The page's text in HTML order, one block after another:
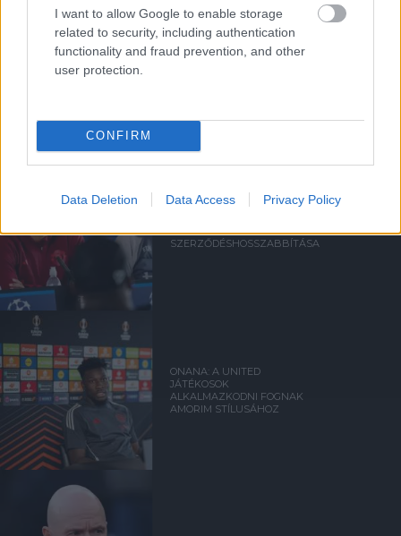
I want to allow Google to enable storage
related to security, including authentication
functionality and fraud prevention, and other
user protection.
CONFIRM
Data Deletion Data Access Privacy Policy
RATCLIFFE: HIBA VOLT A
HAG
SZERZŐDÉSHOSSZABBÍTÁSA
ONANA: A UNITED
JÁTÉKOSOK
ALKALMAZKODNI FOGNAK
AMORIM STÍLUSÁHOZ